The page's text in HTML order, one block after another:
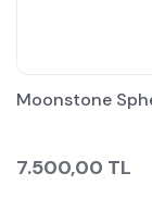
Moonstone
7.500,00 TL